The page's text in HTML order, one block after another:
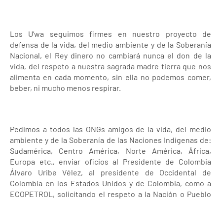
Los U’wa seguimos firmes en nuestro proyecto de
defensa de la vida, del medio ambiente y de la Soberanía
Nacional, el Rey dinero no cambiará nunca el don de la
vida, del respeto a nuestra sagrada madre tierra que nos
alimenta en cada momento, sin ella no podemos comer,
beber, ni mucho menos respirar.
Pedimos a todos las ONGs amigos de la vida, del medio
ambiente y de la Soberanía de las Naciones Indígenas de:
Sudamérica, Centro América, Norte América, África,
Europa etc., enviar oficios al Presidente de Colombia
Álvaro Uribe Vélez, al presidente de Occidental de
Colombia en los Estados Unidos y de Colombia, como a
ECOPETROL, solicitando el respeto a la Nación o Pueblo